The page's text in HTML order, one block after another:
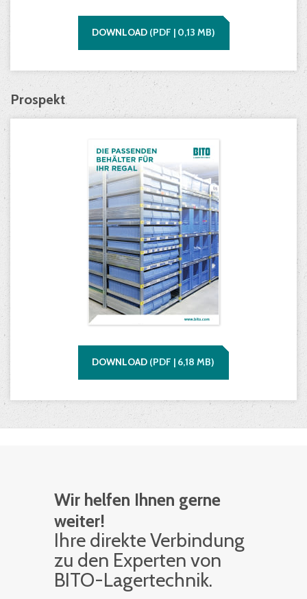
DOWNLOAD (PDF | 0,13 MB)
Prospekt
DOWNLOAD (PDF | 6,18 MB)
Wir helfen Ihnen gerne
weiter!
Ihre di­rek­te Ver­bin­dung
zu den Ex­per­ten von
BITO-La­ger­tech­nik.